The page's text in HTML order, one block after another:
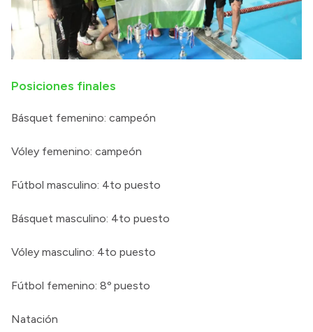
Posiciones finales
Básquet femenino: campeón
Vóley femenino: campeón
Fútbol masculino: 4to puesto
Básquet masculino: 4to puesto
Vóley masculino: 4to puesto
Fútbol femenino: 8º puesto
Natación